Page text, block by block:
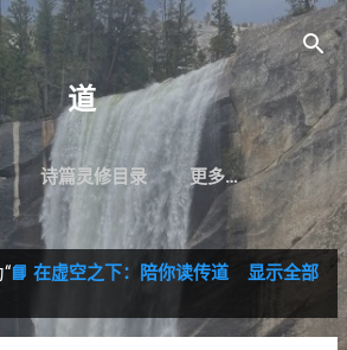
跳至主要内容
道
诗篇灵修目录 更多…
📘 在虚空之下：陪你读传道
显示全部